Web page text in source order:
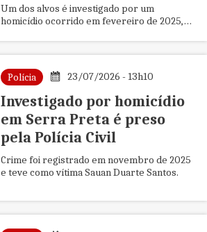
Um dos alvos é investigado por um
homicídio ocorrido em fevereiro de 2025,
Polícia 23/07/2026 - 13h10
Investigado por homicídio
em Serra Preta é preso
pela Polícia Civil
Crime foi registrado em novembro de 2025
e teve como vítima Sauan Duarte Santos.